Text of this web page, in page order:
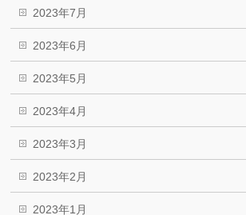
2023年7月
2023年6月
2023年5月
2023年4月
2023年3月
2023年2月
2023年1月